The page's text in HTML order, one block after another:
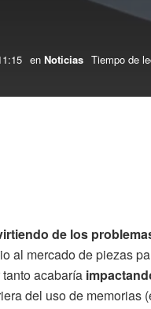
en Noticias Tiempo de
de los
al mercado de piezas
acabaría
del uso de memorias